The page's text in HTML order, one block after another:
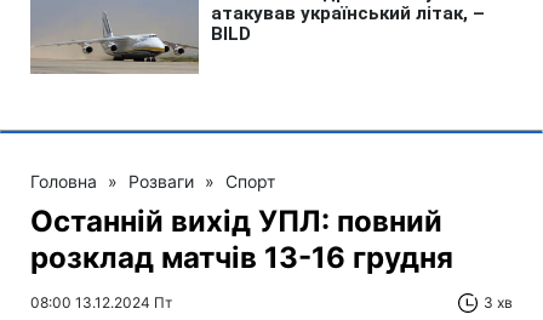
Головна » Розваги » Спорт
Останній вихід УПЛ: повний
розклад матчів 13-16 грудня
08:00 13.12.2024 Пт 3 хв